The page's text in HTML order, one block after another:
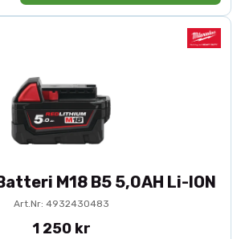
M18 B5 5,0AH Li-ION
Art.Nr: 4932430483
1 250 kr